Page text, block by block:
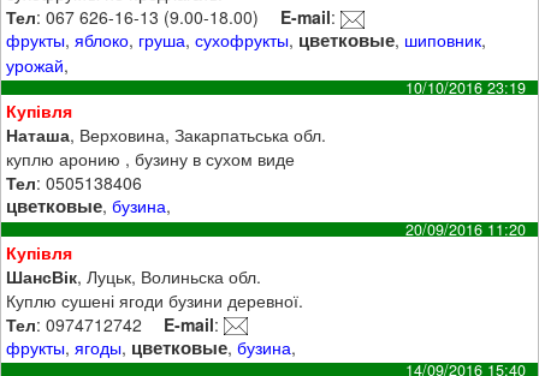
Тел: 067 626-16-13 (9.00-18.00) E-mail:
фрукты,яблоко, груша,сухофрукты, цветковые, шиповник,
урожай,
10/10/2016 23:19
Купівля
Наташа, Верховина, Закарпатьська обл.
куплю аронию , бузину в сухом виде
Тел: 0505138406
цветковые,бузина,
20/09/2016 11:20
Купівля
ШансВік, Луцьк, Волиньска обл.
Куплю сушені ягоди бузини деревної.
Тел: 0974712742 E-mail:
фрукты,ягоды, цветковые,бузина,
14/09/2016 15:40